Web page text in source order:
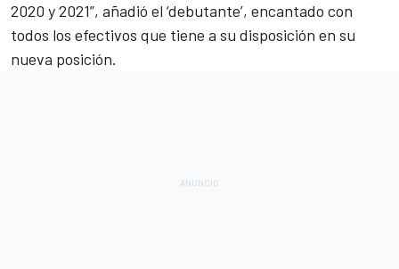
2020 y 2021”, añadió el ‘debutante’, encantado con
todos los efectivos que tiene a su disposición en su
nueva posición.